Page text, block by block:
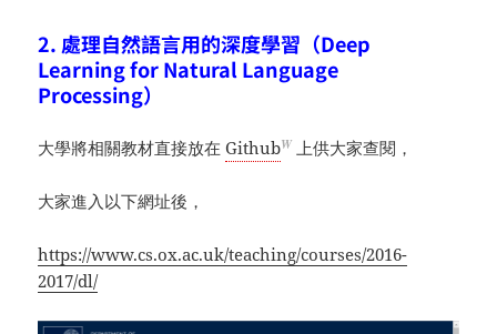
2. 處理自然語言用的深度學習（Deep
Learning for Natural Language
Processing）
大學將相關教材直接放在GithubW 上供大家查閱，
大家進入以下網址後，
https://www.cs.ox.ac.uk/teaching/courses/2016-
2017/dl/